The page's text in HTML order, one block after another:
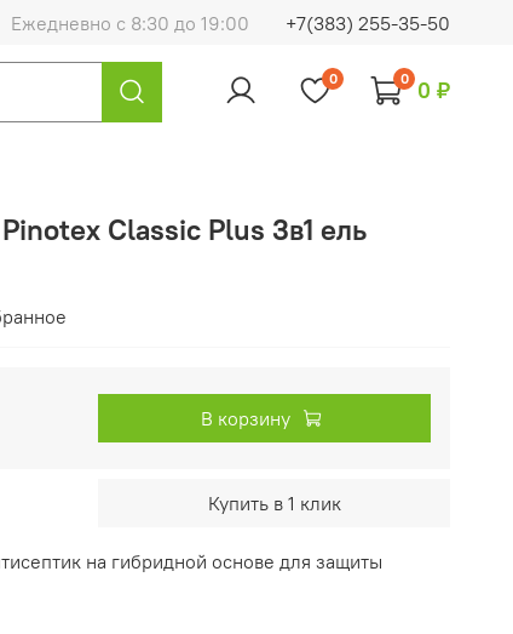
Ежедневно с 8:30 до 19:00 +7(383) 255-35-50
0 0 0 ₽
Classic Plus 3в1 ель
В корзину
Купить в 1 клик
на гибридной основе для защиты